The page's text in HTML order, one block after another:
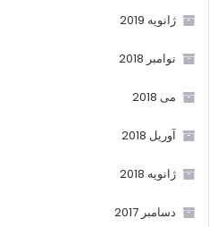
ژانویه 2019
نوامبر 2018
می 2018
آوریل 2018
ژانویه 2018
دسامبر 2017